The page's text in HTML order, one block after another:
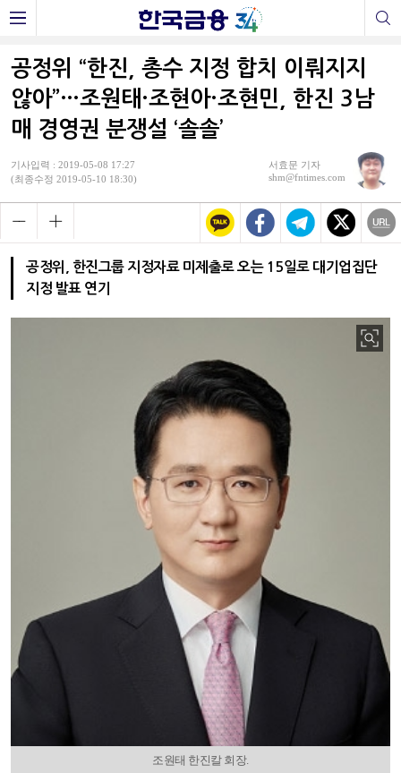
공정위 “한진, 총수 지정 합치 이뤄지지
않아”…조원태·조현아·조현민, 한진 3남
매 경영권 분쟁설 ‘솔솔’
기사입력 : 2019-05-08 17:27
(최종수정 2019-05-10 18:30)
서효문 기자
shm@fntimes.com
공정위, 한진그룹 지정자료 미제출로 오는 15일로 대기업집단
지정 발표 연기
조원태 한진칼 회장.